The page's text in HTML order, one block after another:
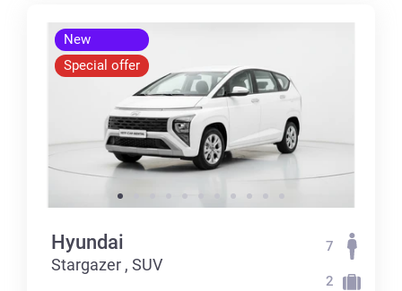
New
Special offer
Hyundai
Stargazer , SUV
7
2